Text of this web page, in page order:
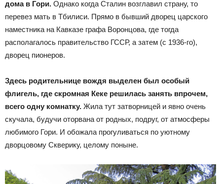
дома в Гори. Однако когда Сталин возглавил страну, то
перевез мать в Тбилиси. Прямо в бывший дворец царского
наместника на Кавказе графа Воронцова, где тогда
располагалось правительство ГССР, а затем (с 1936-го),
дворец пионеров.
Здесь родительнице вождя выделен был особый
флигель, где скромная Кеке решилась занять впрочем,
всего одну комнатку. Жила тут затворницей и явно очень
скучала, будучи оторвана от родных, подруг, от атмосферы
любимого Гори. И обожала прогуливаться по уютному
дворцовому Скверику, целому поныне.